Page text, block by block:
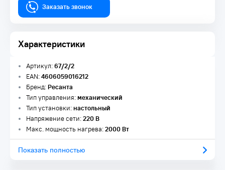
Заказать звонок
Характеристики
Артикул:67/2/2
EAN:4606059016212
Бренд:Ресанта
Тип управления:механический
Тип установки:настольный
Напряжение сети:220 В
Макс. мощность нагрева:2000 Вт
Показать полностью